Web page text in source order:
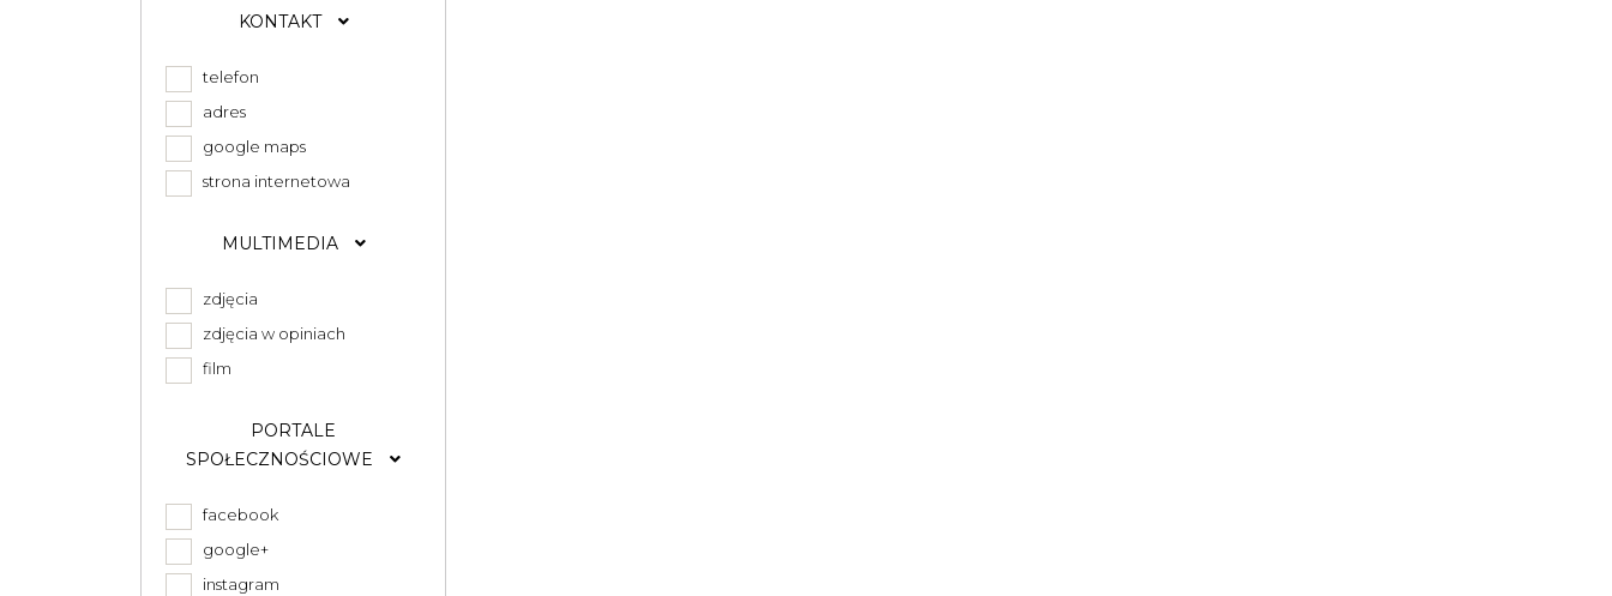
KONTAKT
telefon
adres
google maps
strona internetowa
MULTIMEDIA
zdjęcia
zdjęcia w opiniach
film
PORTALE
SPOŁECZNOŚCIOWE
facebook
google+
instagram